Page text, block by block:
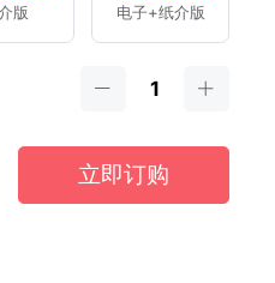
版 电子+纸介版
立即订购